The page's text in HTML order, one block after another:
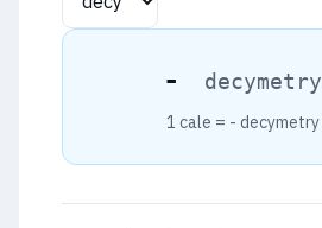
- decymetry
1 cale = - decymetry